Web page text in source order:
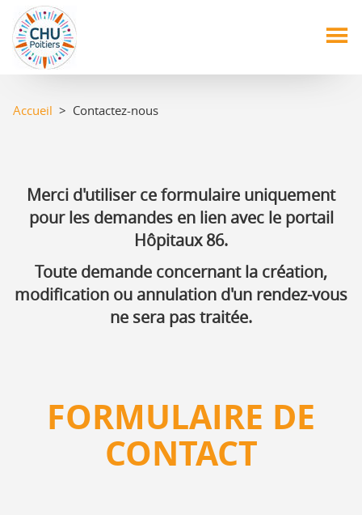
Aller
au
contenu
principal
Accueil > Contactez-nous
Merci d'utiliser ce formulaire uniquement
pour les demandes en lien avec le portail
Hôpitaux 86.
Toute demande concernant la création,
modification ou annulation d'un rendez-vous
ne sera pas traitée.
FORMULAIRE DE
CONTACT